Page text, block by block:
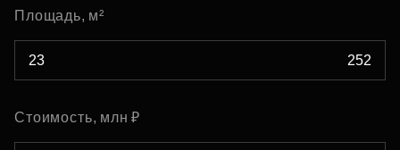
Площадь, м²
Стоимость, млн ₽